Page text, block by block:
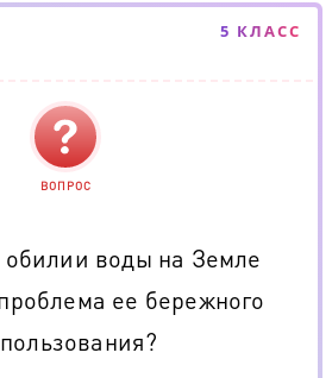
5 КЛАСС
ВОПРОС
воды на Земле
ее бережного